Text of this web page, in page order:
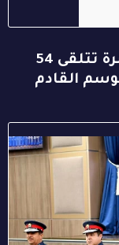
اللجنة العليا لشؤون الحج والعمرة تتلقى 54
القادم